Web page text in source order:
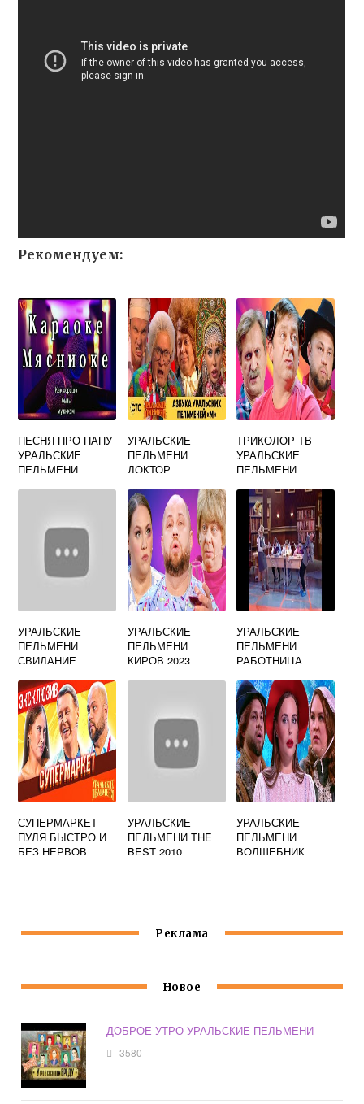
Рекомендуем:
ПЕСНЯ ПРО ПАПУ
УРАЛЬСКИЕ
ПЕЛЬМЕНИ
УРАЛЬСКИЕ
ПЕЛЬМЕНИ
ДОКТОР
ТРИКОЛОР ТВ
УРАЛЬСКИЕ
ПЕЛЬМЕНИ
УРАЛЬСКИЕ
ПЕЛЬМЕНИ
СВИДАНИЕ
МЯСНИКОВ
ИСАЕВ
УРАЛЬСКИЕ
ПЕЛЬМЕНИ
КИРОВ 2023
УРАЛЬСКИЕ
ПЕЛЬМЕНИ
РАБОТНИЦА
СУПЕРМАРКЕТ
ПУЛЯ БЫСТРО И
БЕЗ НЕРВОВ
УРАЛЬСКИЕ
ПЕЛЬМЕНИ THE
BEST 2010
УРАЛЬСКИЕ
ПЕЛЬМЕНИ
ВОЛШЕБНИК
Реклама
Новое
ДОБРОЕ УТРО УРАЛЬСКИЕ ПЕЛЬМЕНИ
3580